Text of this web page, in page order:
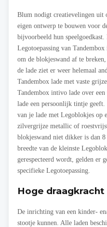
Blum nodigt creatievelingen uit
eigen ontwerp te bouwen voor
bijvoorbeeld hun
Legotoepassing van
om de blokjeswand af te
de lade ziet er weer helemaal
Tandembox lade met vaste
Tandembox intivo lade over
lade een persoonlijk tintje
van je lade met Legoblokjes op
zilvergrijze metallic of
blokjeswand niet dikker is dan
breedte van de kleinste
gerespecteerd wordt, gelden er
specifieke Legotoepassing.
Hoge draagkracht
De inrichting van een kinder-
stootje kunnen. Alle laden